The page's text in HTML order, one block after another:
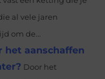
al vele jaren
om de...
het aanschaffen
Door het